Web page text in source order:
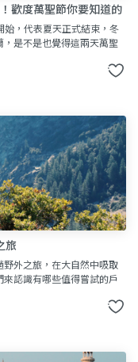
歡度萬聖節你要知道的
，代表夏天正式結束，冬
是不是也覺得這兩天萬聖
蛋」？「Tr
旅
外之旅，在大自然中吸取
認識有哪些值得嘗試的戶
天用的字詞lake